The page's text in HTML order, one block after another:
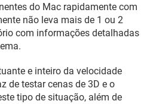
GMAIL
do Mac rapidamente com
não leva mais de 1 ou 2
com informações detalhadas
e inteiro da velocidade
de testar cenas de 3D e o
tipo de situação, além de